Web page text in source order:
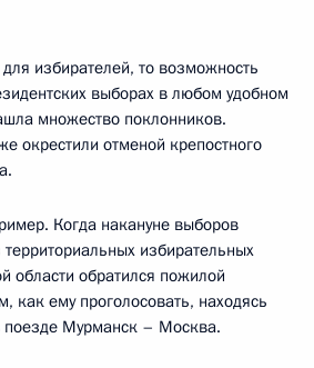
избирателей, то возможность
выборах в любом удобном
множество поклонников.
окрестили отменой крепостного
Когда накануне выборов
избирательных
области обратился пожилой
как ему проголосовать, находясь
поезде Мурманск – Москва.